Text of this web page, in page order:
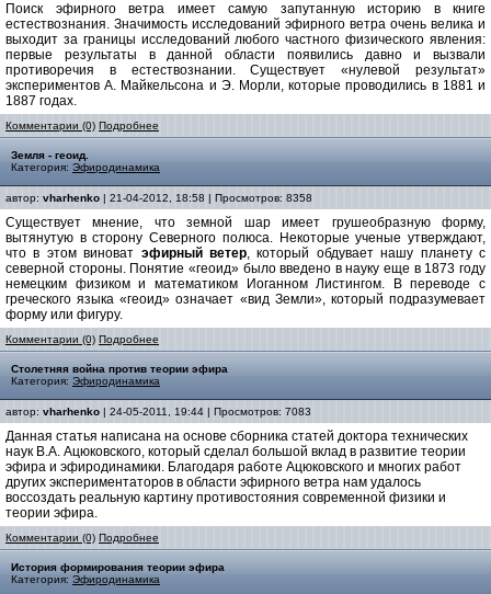
Поиск эфирного ветра имеет самую запутанную историю в книге
естествознания. Значимость исследований эфирного ветра очень велика и
выходит за границы исследований любого частного физического явления:
первые результаты в данной области появились давно и вызвали
противоречия в естествознании. Существует «нулевой результат»
экспериментов А. Майкельсона и Э. Морли, которые проводились в 1881 и
1887 годах.
Комментарии (0) Подробнее
Земля - геоид.
Категория: Эфиродинамика
автор: vharhenko | 21-04-2012, 18:58 | Просмотров: 8358
Существует мнение, что земной шар имеет грушеобразную форму,
вытянутую в сторону Северного полюса. Некоторые ученые утверждают,
что в этом виноват эфирный ветер, который обдувает нашу планету с
северной стороны. Понятие «геоид» было введено в науку еще в 1873 году
немецким физиком и математиком Иоганном Листингом. В переводе с
греческого языка «геоид» означает «вид Земли», который подразумевает
форму или фигуру.
Комментарии (0) Подробнее
Столетняя война против теории эфира
Категория: Эфиродинамика
автор: vharhenko | 24-05-2011, 19:44 | Просмотров: 7083
Данная статья написана на основе сборника статей доктора технических
наук В.А. Ацюковского, который сделал большой вклад в развитие теории
эфира и эфиродинамики. Благодаря работе Ацюковского и многих работ
других экспериментаторов в области эфирного ветра нам удалось
воссоздать реальную картину противостояния современной физики и
теории эфира.
Комментарии (0) Подробнее
История формирования теории эфира
Категория: Эфиродинамика